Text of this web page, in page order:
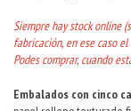
Siempre hay stock online
fabricación, en ese caso
Podes comprar, cuando
Embalados con cinco